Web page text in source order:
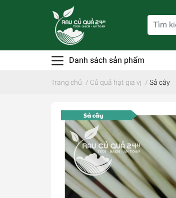
Danh sách sản phẩm
Trang chủ / Củ quả hạt gia vị / Sả cây